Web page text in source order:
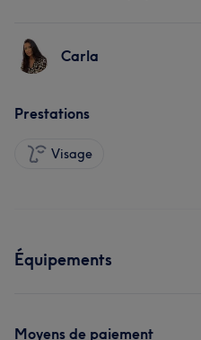
Carla
Prestations
Visage
Équipements
Moyens de paiement